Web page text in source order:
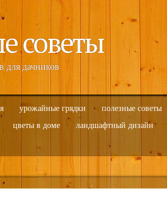
советы
для дачников
урожайные грядки
полезные советы
цветы в доме ландшафтный дизайн